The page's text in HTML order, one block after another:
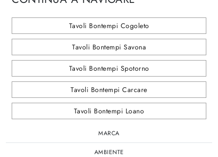
Tavoli Bontempi Cogoleto
Tavoli Bontempi Savona
Tavoli Bontempi Spotorno
Tavoli Bontempi Carcare
Tavoli Bontempi Loano
MARCA
AMBIENTE